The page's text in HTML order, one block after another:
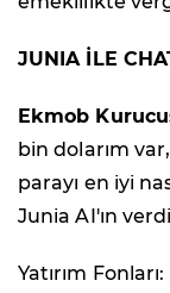
JUNIA İLE
Ekmob
bin dolarım
parayı en iyi
Junia AI'ın
Yatırım